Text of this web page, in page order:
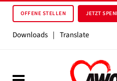
OFFENE STELLEN JETZT
Downloads | Translate